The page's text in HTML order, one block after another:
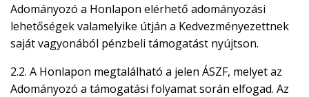
Adományozó a Honlapon elérhető adományozási
lehetőségek valamelyike útján a Kedvezményezettnek
saját vagyonából pénzbeli támogatást nyújtson.
2.2. A Honlapon megtalálható a jelen ÁSZF, melyet az
Adományozó a támogatási folyamat során elfogad. Az